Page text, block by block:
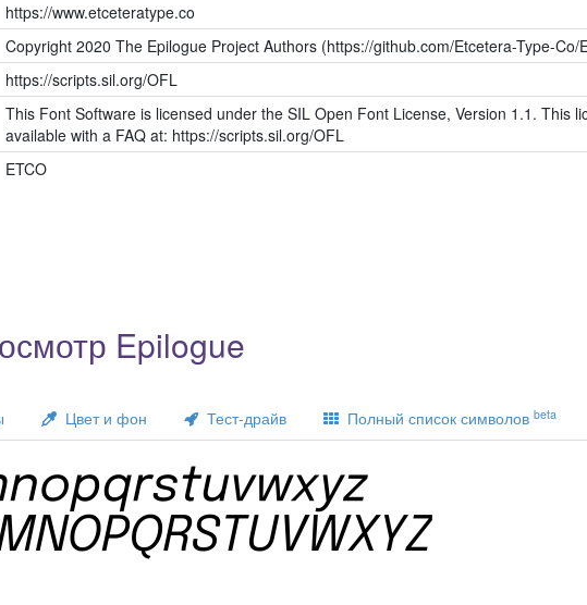
https://www.etceteratype.co
Copyright 2020 The Epilogue Project Authors (https://github.com/Etcetera-Type-Co/
https://scripts.sil.org/OFL
This Font Software is licensed under the SIL Open Font License, Version 1.1. This
available with a FAQ at: https://scripts.sil.org/OFL
ETCO
Epilogue
Цвет и фон Тест-драйв Полный список символов beta